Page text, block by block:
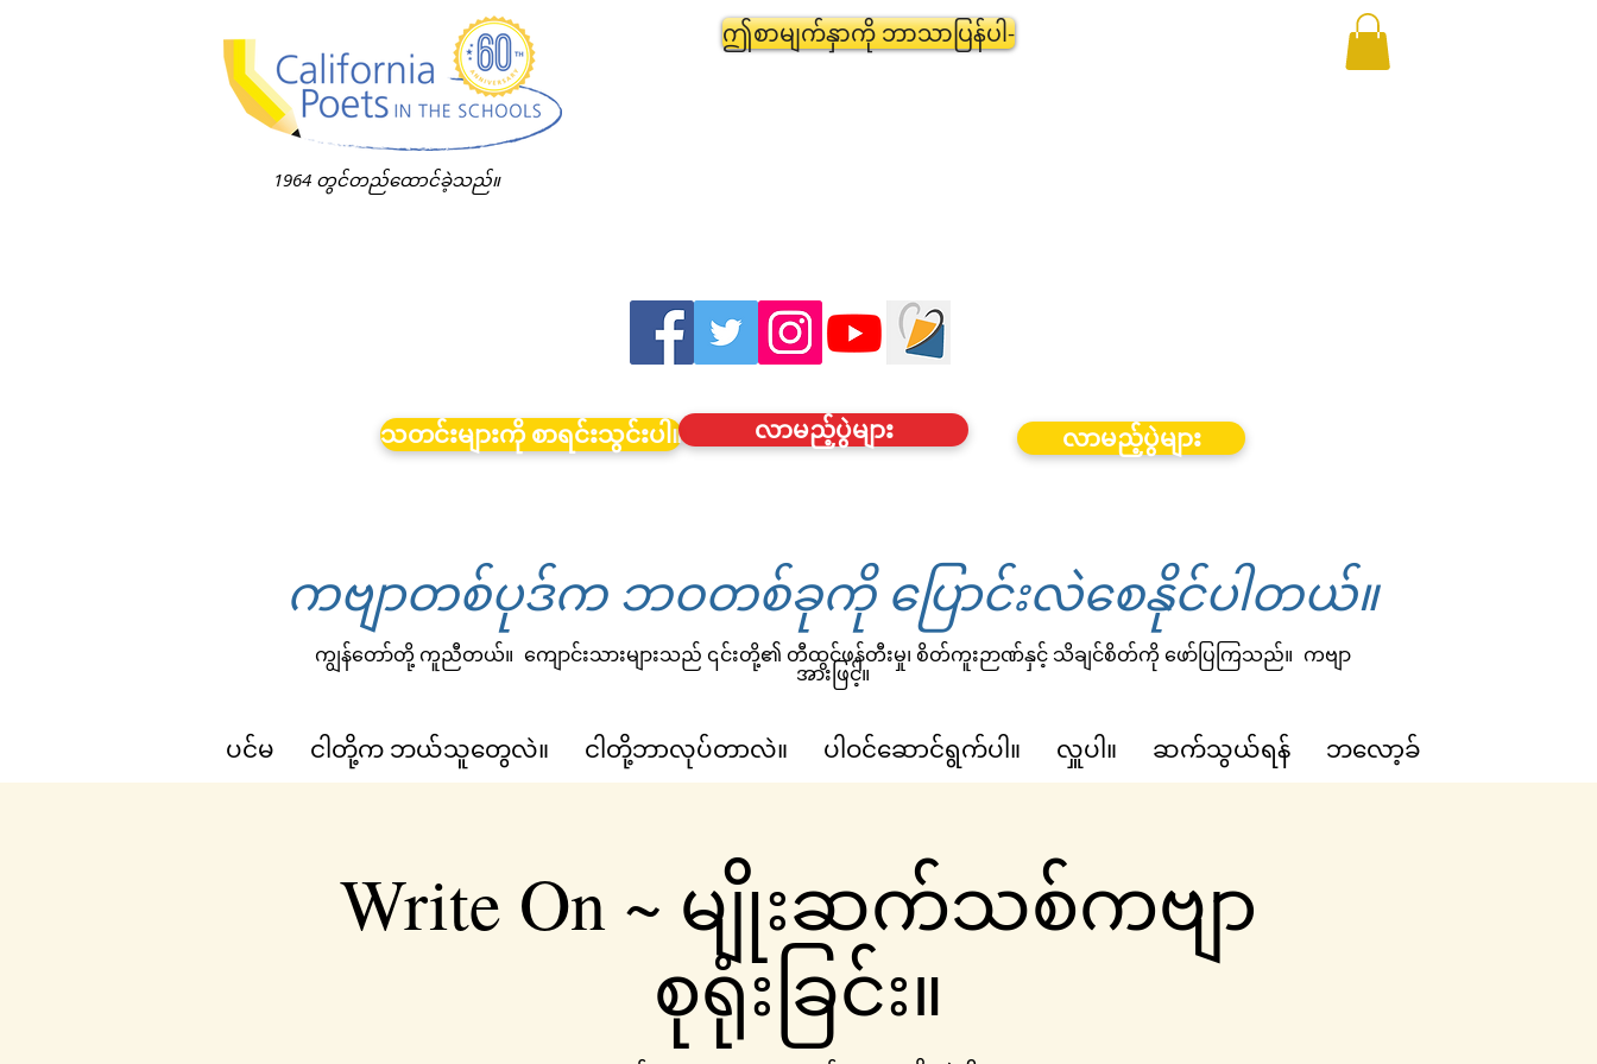
1964 တွင်တည်ထောင်ခဲ့သည်။
ဤစာမျက်နှာကို ဘာသာပြန်ပါ-
သတင်းများကို စာရင်းသွင်းပါ။ လာမည့်ပွဲများ လာမည့်ပွဲများ
ကဗျာတစ်ပုဒ်က ဘဝတစ်ခုကို ပြောင်းလဲစေနိုင်ပါတယ်။
ကျွန်တော်တို့ ကူညီတယ်။ ကျောင်းသားများသည် ၎င်းတို့၏ တီထွင်ဖန်တီးမှု၊ စိတ်ကူးဉာဏ်နှင့် သိချင်စိတ်ကို ဖော်ပြကြသည်။ ကဗျာ
အားဖြင့်။
ပင်မ ငါတို့က ဘယ်သူတွေလဲ။ ငါတို့ဘာလုပ်တာလဲ။ ပါဝင်ဆောင်ရွက်ပါ။ လှူပါ။ ဆက်သွယ်ရန် ဘလော့ခ်
Write On ~ မျိုးဆက်သစ်ကဗျာ
စုရုံးခြင်း။